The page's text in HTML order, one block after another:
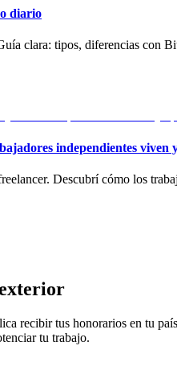
diario
clara: tipos, diferencias con
independientes viven
Descubrí cómo los
recibir tus honorarios en tu
tu trabajo.